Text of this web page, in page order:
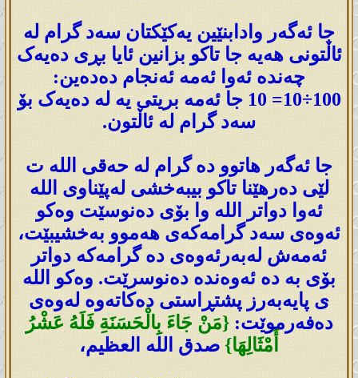
جا ئەگەر وادابنێین یەکێکتان سەد گرام لە
ئاڵتونی ھەیە جا تاکو بزانین ئایا بڕی دەیەک
چەندە ئەوا ئەمە ئەنجام دەدەین:
100÷10= 10 جا ئەمە بریتی یە لە دەیەک بۆ
سەد گرام لە ئاڵتون.
جا ئەگەر ھاتوو دە گرام لە حەقی اللە ت
لێی دەرھێنا تاکو بیبەخشی لەپێناوی اللە
ئەوا دواتر اللە وا بۆی دەنوسێت وەکو
ئەوەی سەد گرامەکەی ھەموو بەخشیبێت،
ئەمەش لەبەرئەوەی دە گرامەکە دواتر
بۆی بە دە ئەوەندە دەنوسرێت. وەکو اللە
ی پایەبەرز پشتڕاستی دەکاتەوە لەوەی
دەفەرموێت:{مَنْ جَاءَ بِالْحَسَنَةِ فَلَهُ عَشْرُ
أَمْثَالِهَا} صدق الله العظيم،